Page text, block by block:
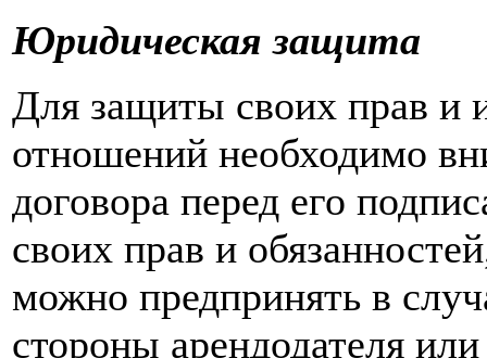
Юридическая защита
Для защиты своих прав и
отношений необходимо
договора перед его
своих прав и
можно предпринять в
стороны арендодателя